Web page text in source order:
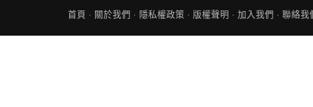
首頁 · 關於我們 · 隱私權政策 · 版權聲明 · 加入我們 · 聯絡我